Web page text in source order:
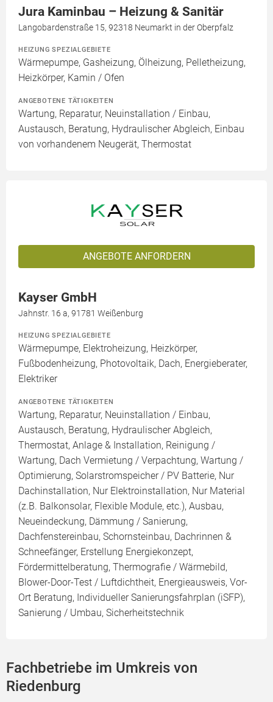
Jura Kaminbau – Heizung & Sanitär
Langobardenstraße 15, 92318 Neumarkt in der Oberpfalz
HEIZUNG SPEZIALGEBIETE
Wärmepumpe, Gasheizung, Ölheizung, Pelletheizung,
Heizkörper, Kamin / Ofen
ANGEBOTENE TÄTIGKEITEN
Wartung, Reparatur, Neuinstallation / Einbau,
Austausch, Beratung, Hydraulischer Abgleich, Einbau
von vorhandenem Neugerät, Thermostat
ANGEBOTE ANFORDERN
Kayser GmbH
Jahnstr. 16 a, 91781 Weißenburg
HEIZUNG SPEZIALGEBIETE
Wärmepumpe, Elektroheizung, Heizkörper,
Fußbodenheizung, Photovoltaik, Dach, Energieberater,
Elektriker
ANGEBOTENE TÄTIGKEITEN
Wartung, Reparatur, Neuinstallation / Einbau,
Austausch, Beratung, Hydraulischer Abgleich,
Thermostat, Anlage & Installation, Reinigung /
Wartung, Dach Vermietung / Verpachtung, Wartung /
Optimierung, Solarstromspeicher / PV Batterie, Nur
Dachinstallation, Nur Elektroinstallation, Nur Material
(z.B. Balkonsolar, Flexible Module, etc.), Ausbau,
Neueindeckung, Dämmung / Sanierung,
Dachfenstereinbau, Schornsteinbau, Dachrinnen &
Schneefänger, Erstellung Energiekonzept,
Fördermittelberatung, Thermografie / Wärmebild,
Blower-Door-Test / Luftdichtheit, Energieausweis, Vor-
Ort Beratung, Individueller Sanierungsfahrplan (iSFP),
Sanierung / Umbau, Sicherheitstechnik
Fachbetriebe im Umkreis von
Riedenburg